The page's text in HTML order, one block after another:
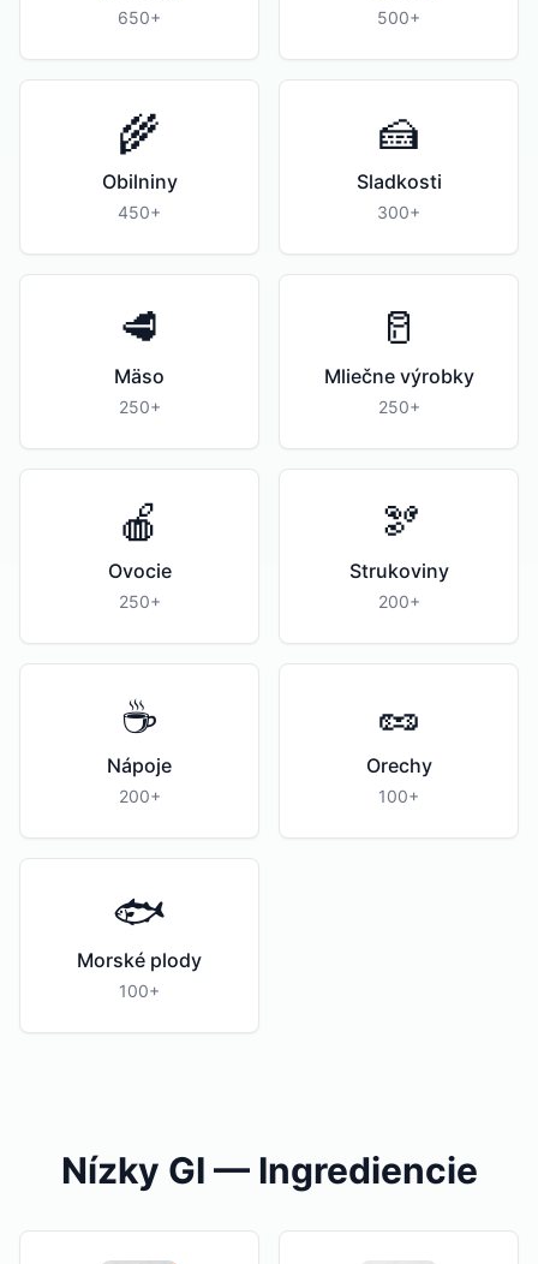
650+ 500+
🌾
Obilniny
450+
🍰
Sladkosti
300+
🥩
Mäso
250+
🥛
Mliečne výrobky
250+
🍎
Ovocie
250+
🫘
Strukoviny
200+
☕
Nápoje
200+
🥜
Orechy
100+
🐟
Morské plody
100+
Nízky GI — Ingrediencie